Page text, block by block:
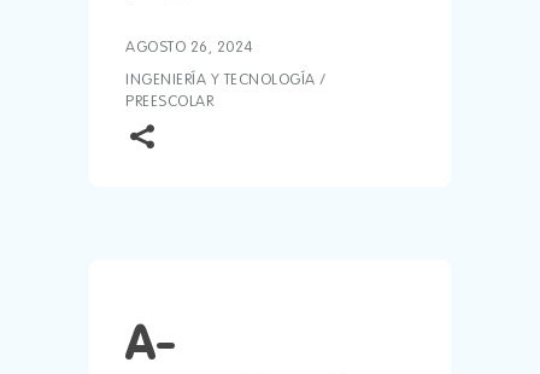
AGOSTO 26, 2024
INGENIERÍA Y TECNOLOGÍA /
PREESCOLAR
A-